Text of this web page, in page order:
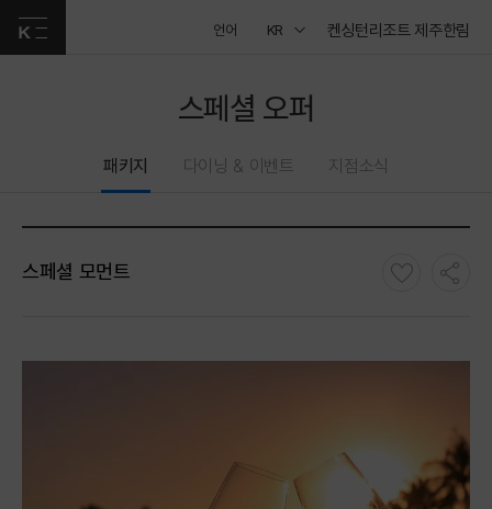
언어 KR 켄싱턴리조트 제주한림
스페셜 오퍼
패키지 다이닝 & 이벤트 지점소식
스페셜 모먼트